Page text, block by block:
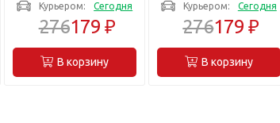
49063-20-C)
Курьером:
Сегодня
276179 ₽
В корзину
49053-16-B)
Курьером:
Сегодня
276179 ₽
В корзину